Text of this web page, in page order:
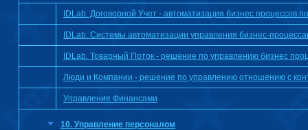
IDLab. Договорной Учет - автоматизация бизнес процессов
IDLab. Системы автоматизации управления бизнес-
IDLab. Товарный Поток - решение по управлению бизнес
Люди и Компании - решение по управлению отношению с
Управление Финансами
10. Управление персоналом